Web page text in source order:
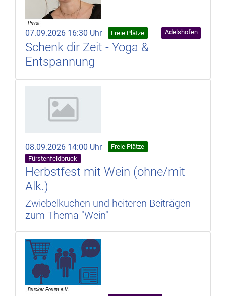
07.09.2026 16:30 Uhr Freie Plätze Adelshofen
Schenk dir Zeit - Yoga &
Entspannung
08.09.2026 14:00 Uhr
Freie Plätze
Fürstenfeldbruck
Herbstfest mit Wein (ohne/mit
Alk.)
Zwiebelkuchen und heiteren Beiträgen
zum Thema "Wein"